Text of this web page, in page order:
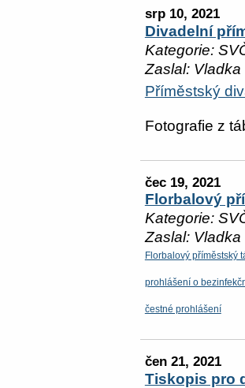
srp 10, 2021
Divadelní
Kategorie:
Zaslal: Vladka
Příměstský
Fotografie z
čec 19, 2021
Florbalový
Kategorie:
Zaslal: Vladka
Florbalový příměstský
prohlášení o
čestné prohlášení
čen 21, 2021
Tiskopis pro